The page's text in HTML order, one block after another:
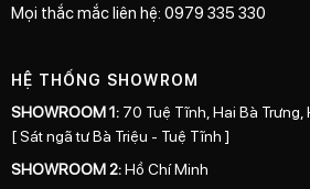
Mọi thắc mắc liên hệ: 0979 335 330
HỆ THỐNG SHOWROM
SHOWROOM 1: 70 Tuệ Tĩnh, Hai Bà Trưng,
[ Sát ngã tư Bà Triệu - Tuệ Tĩnh ]
SHOWROOM 2:Hồ Chí Minh